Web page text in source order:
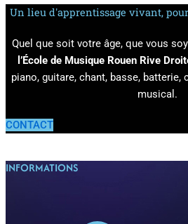
Un lieu d'apprentissage vivant,
Quel que soit votre âge, que vous
l’École de Musique Rouen Rive
piano, guitare, chant, basse, batterie,
musical.
CONTACT
INFORMATIONS